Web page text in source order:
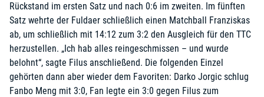
Rückstand im ersten Satz und nach 0:6 im zweiten. Im fünften
Satz wehrte der Fuldaer schließlich einen Matchball Franziskas
ab, um schließlich mit 14:12 zum 3:2 den Ausgleich für den TTC
herzustellen. „Ich hab alles reingeschmissen – und wurde
belohnt“, sagte Filus anschließend. Die folgenden Einzel
gehörten dann aber wieder dem Favoriten: Darko Jorgic schlug
Fanbo Meng mit 3:0, Fan legte ein 3:0 gegen Filus zum